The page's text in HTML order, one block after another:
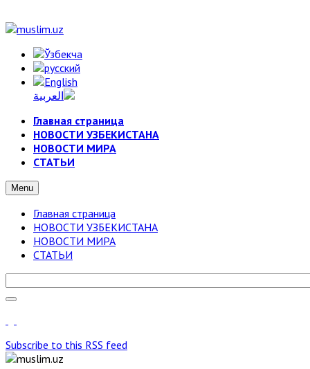
Главная страница
НОВОСТИ УЗБЕКИСТАНА
НОВОСТИ МИРА
СТАТЬИ
Menu
Главная страница
НОВОСТИ УЗБЕКИСТАНА
НОВОСТИ МИРА
СТАТЬИ
Subscribe to this RSS feed